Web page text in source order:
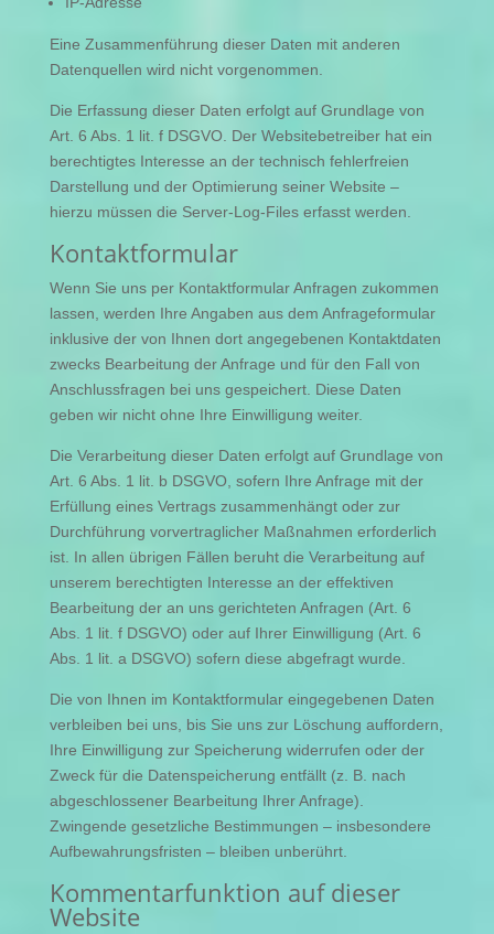
Eine Zusammenführung dieser Daten mit anderen
Datenquellen wird nicht vorgenommen.
Die Erfassung dieser Daten erfolgt auf Grundlage von
Art. 6 Abs. 1 lit. f DSGVO. Der Websitebetreiber hat ein
berechtigtes Interesse an der technisch fehlerfreien
Darstellung und der Optimierung seiner Website –
hierzu müssen die Server-Log-Files erfasst werden.
Kontaktformular
Wenn Sie uns per Kontaktformular Anfragen zukommen
lassen, werden Ihre Angaben aus dem Anfrageformular
inklusive der von Ihnen dort angegebenen Kontaktdaten
zwecks Bearbeitung der Anfrage und für den Fall von
Anschlussfragen bei uns gespeichert. Diese Daten
geben wir nicht ohne Ihre Einwilligung weiter.
Die Verarbeitung dieser Daten erfolgt auf Grundlage von
Art. 6 Abs. 1 lit. b DSGVO, sofern Ihre Anfrage mit der
Erfüllung eines Vertrags zusammenhängt oder zur
Durchführung vorvertraglicher Maßnahmen erforderlich
ist. In allen übrigen Fällen beruht die Verarbeitung auf
unserem berechtigten Interesse an der effektiven
Bearbeitung der an uns gerichteten Anfragen (Art. 6
Abs. 1 lit. f DSGVO) oder auf Ihrer Einwilligung (Art. 6
Abs. 1 lit. a DSGVO) sofern diese abgefragt wurde.
Die von Ihnen im Kontaktformular eingegebenen Daten
verbleiben bei uns, bis Sie uns zur Löschung auffordern,
Ihre Einwilligung zur Speicherung widerrufen oder der
Zweck für die Datenspeicherung entfällt (z. B. nach
abgeschlossener Bearbeitung Ihrer Anfrage).
Zwingende gesetzliche Bestimmungen – insbesondere
Aufbewahrungsfristen – bleiben unberührt.
Kommentarfunktion auf dieser
Website